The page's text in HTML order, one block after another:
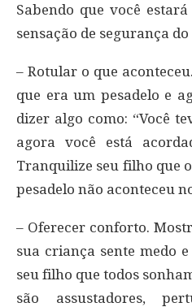
Sabendo que você
sensação de segurança
– Rotular o que
que era um pesadelo e
dizer algo como: “Você
agora você está
Tranquilize seu filho que
pesadelo não aconteceu
– Oferecer conforto.
sua criança sente medo
seu filho que todos
são assustadores,